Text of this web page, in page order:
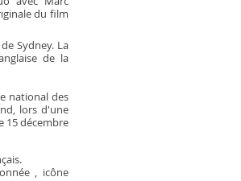
du film
Sydney. La
de la
national des
lors d'une
15 décembre
, icône